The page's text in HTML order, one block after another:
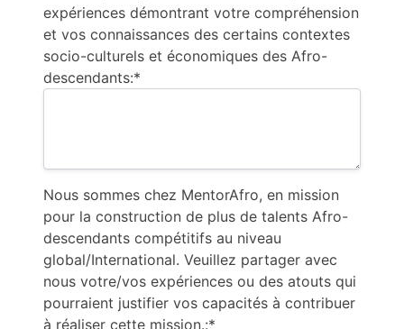
expériences démontrant votre compréhension
et vos connaissances des certains contextes
socio-culturels et économiques des Afro-
descendants:*
Nous sommes chez MentorAfro, en mission
pour la construction de plus de talents Afro-
descendants compétitifs au niveau
global/International. Veuillez partager avec
nous votre/vos expériences ou des atouts qui
pourraient justifier vos capacités à contribuer
à réaliser cette mission.:*